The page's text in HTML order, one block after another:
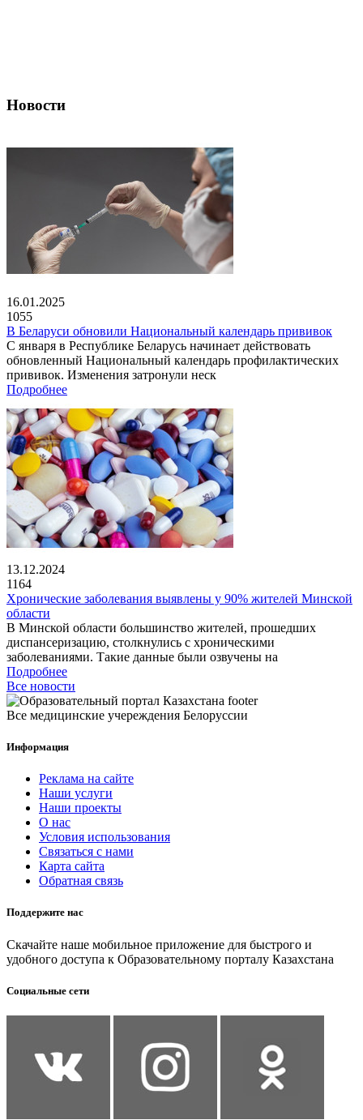
Новости
16.01.2025
1055
В Беларуси обновили Национальный календарь прививок
С января в Республике Беларусь начинает действовать
обновленный Национальный календарь профилактических
прививок. Изменения затронули неск
Подробнее
13.12.2024
1164
Хронические заболевания выявлены у 90% жителей Минской
области
В Минской области большинство жителей, прошедших
диспансеризацию, столкнулись с хроническими
заболеваниями. Такие данные были озвучены на
Подробнее
Все новости
Все медицинские учереждения Белоруссии
Информация
Реклама на сайте
Наши услуги
Наши проекты
О нас
Условия использования
Связаться с нами
Карта сайта
Обратная связь
Поддержите нас
Скачайте наше мобильное приложение для быстрого и
удобного доступа к Образовательному порталу Казахстана
Социальные сети